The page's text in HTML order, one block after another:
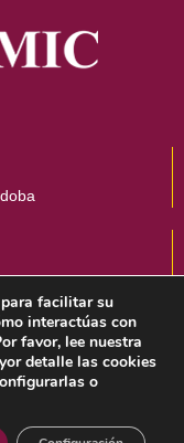
facilitar su
interactúas con
favor, lee nuestra
detalle las cookies
o